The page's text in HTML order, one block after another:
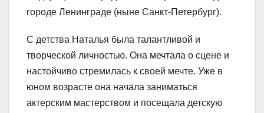
городе Ленинграде (ныне Санкт-Петербург).
С детства Наталья была талантливой и
творческой личностью. Она мечтала о сцене и
настойчиво стремилась к своей мечте. Уже в
юном возрасте она начала заниматься
актерским мастерством и посещала детскую